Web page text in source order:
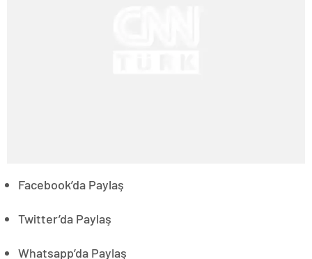
Facebook’da Paylaş
Twitter’da Paylaş
Whatsapp’da Paylaş